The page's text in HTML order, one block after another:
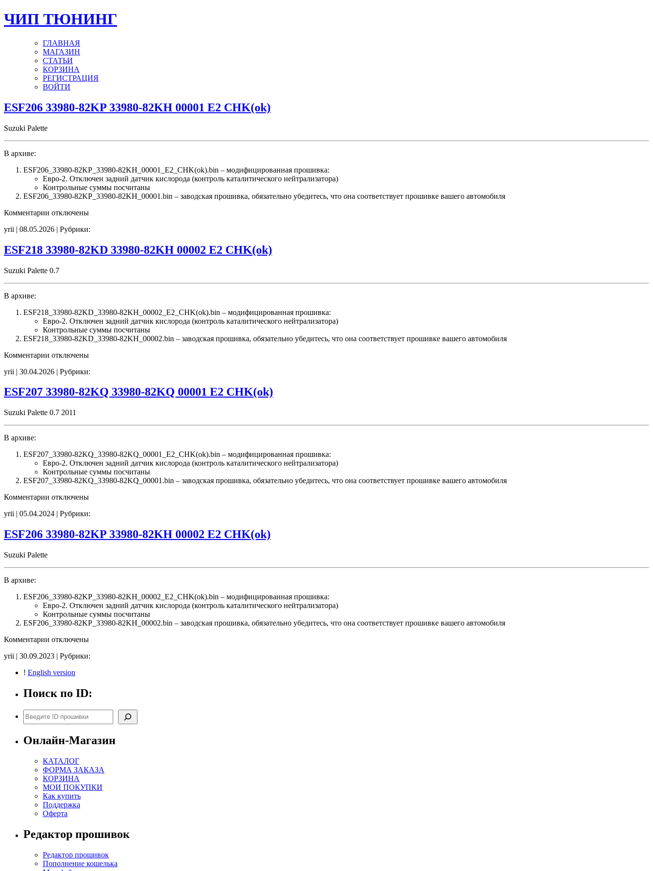
ЧИП ТЮНИНГ
ГЛАВНАЯ
МАГАЗИН
СТАТЬИ
КОРЗИНА
РЕГИСТРАЦИЯ
ВОЙТИ
ESF206 33980-82KP 33980-82KH 00001 E2 CHK(ok)
Suzuki Palette
В архиве:
ESF206_33980-82KP_33980-82KH_00001_E2_CHK(ok).bin – модифицированная прошивка:
Евро-2. Отключен задний датчик кислорода (контроль каталитического нейтрализатора)
Контрольные суммы посчитаны
ESF206_33980-82KP_33980-82KH_00001.bin – заводская прошивка, обязательно убедитесь, что она соответствует прошивке вашего автомобиля
Комментарии к
ESF206
82KP
33980-
00001
E2
отключены
yrii | 08.05.2026 | Рубрики:
ESF218 33980-82KD 33980-82KH 00002 E2 CHK(ok)
Suzuki Palette 0.7
В архиве:
ESF218_33980-82KD_33980-82KH_00002_E2_CHK(ok).bin – модифицированная прошивка:
Евро-2. Отключен задний датчик кислорода (контроль каталитического нейтрализатора)
Контрольные суммы посчитаны
ESF218_33980-82KD_33980-82KH_00002.bin – заводская прошивка, обязательно убедитесь, что она соответствует прошивке вашего автомобиля
Комментарии к
ESF218
82KD
33980-
00002
E2
отключены
yrii | 30.04.2026 | Рубрики:
ESF207 33980-82KQ 33980-82KQ 00001 E2 CHK(ok)
Suzuki Palette 0.7 2011
В архиве:
ESF207_33980-82KQ_33980-82KQ_00001_E2_CHK(ok).bin – модифицированная прошивка:
Евро-2. Отключен задний датчик кислорода (контроль каталитического нейтрализатора)
Контрольные суммы посчитаны
ESF207_33980-82KQ_33980-82KQ_00001.bin – заводская прошивка, обязательно убедитесь, что она соответствует прошивке вашего автомобиля
Комментарии к
ESF207
82KQ
33980-
E2
отключены
yrii | 05.04.2024 | Рубрики:
ESF206 33980-82KP 33980-82KH 00002 E2 CHK(ok)
Suzuki Palette
В архиве:
ESF206_33980-82KP_33980-82KH_00002_E2_CHK(ok).bin – модифицированная прошивка:
Евро-2. Отключен задний датчик кислорода (контроль каталитического нейтрализатора)
Контрольные суммы посчитаны
ESF206_33980-82KP_33980-82KH_00002.bin – заводская прошивка, обязательно убедитесь, что она соответствует прошивке вашего автомобиля
Комментарии к
ESF206
82KP
82KH
E2
CHK(ok)
отключены
yrii | 30.09.2023 | Рубрики:
! English version
Поиск по ID:
Поиск
Онлайн-Магазин
КАТАЛОГ
ФОРМА ЗАКАЗА
КОРЗИНА
МОИ ПОКУПКИ
Как купить
Поддержка
Оферта
Редактор прошивок
Редактор прошивок
Пополнение кошелька